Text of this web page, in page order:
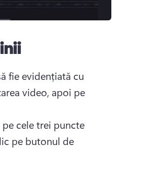
fie evidențiată cu
video, apoi pe
cele trei puncte
pe butonul de